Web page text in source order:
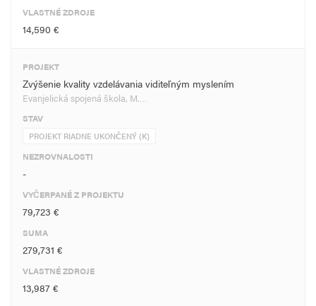
VLASTNÉ ZDROJE
14,590 €
PROJEKT
Zvýšenie kvality vzdelávania viditeľným myslením
Evanjelická spojená škola, M.…
STAV
PROJEKT RIADNE UKONČENÝ (K)
NEZROVNALOSTI
-
VYČERPANÉ Z PROJEKTU
79,723 €
SUMA
279,731 €
VLASTNÉ ZDROJE
13,987 €